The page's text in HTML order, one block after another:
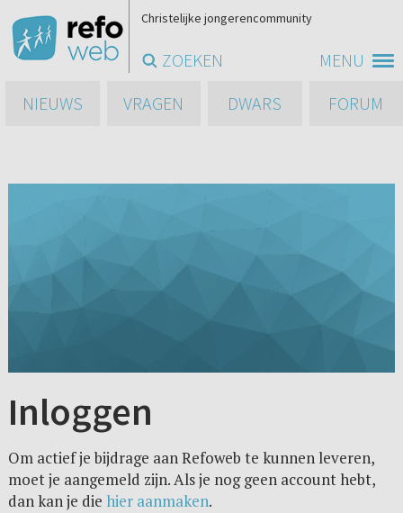
MENU
Christelijke jongerencommunity
ZOEKEN
NIEUWS
VRAGEN DWARS FORUM
Inloggen
Om actief je bijdrage aan Refoweb te kunnen leveren,
moet je aangemeld zijn. Als je nog geen account hebt,
dan kan je die hier aanmaken.